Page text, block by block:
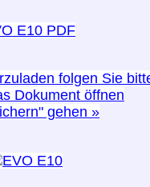
folgen Sie
Dokument öffnen
gehen »